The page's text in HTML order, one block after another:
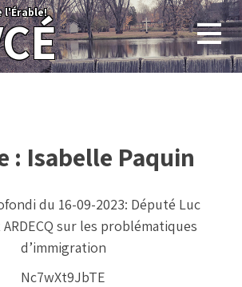
l'Érable!
: Isabelle Paquin
du 16-09-2023: Député Luc
sur les problématiques
d’immigration
Nc7wXt9JbTE